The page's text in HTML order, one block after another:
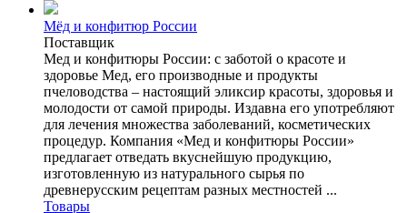
Мёд и конфитюр России
Поставщик
Мед и конфитюры России: с заботой о красоте и
здоровье Мед, его производные и продукты
пчеловодства – настоящий эликсир красоты, здоровья и
молодости от самой природы. Издавна его употребляют
для лечения множества заболеваний, косметических
процедур. Компания «Мед и конфитюры России»
предлагает отведать вкуснейшую продукцию,
изготовленную из натурального сырья по
древнерусским рецептам разных местностей ...
Товары